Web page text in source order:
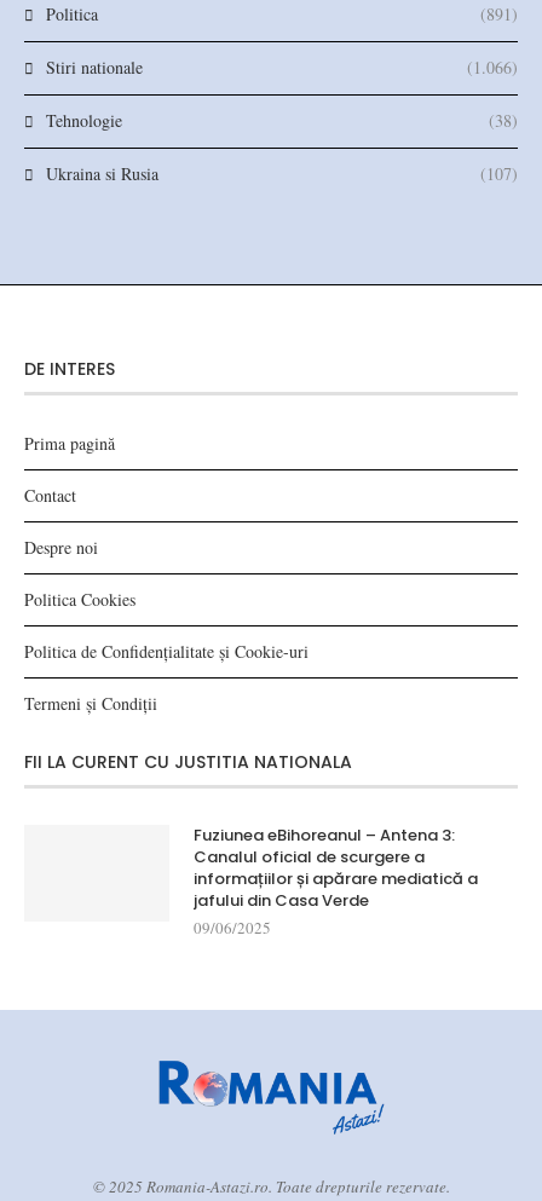
Politica (891)
Stiri nationale (1.066)
Tehnologie (38)
Ukraina si Rusia (107)
DE INTERES
Prima pagină
Contact
Despre noi
Politica Cookies
Politica de Confidențialitate și Cookie-uri
Termeni și Condiții
FII LA CURENT CU JUSTITIA NATIONALA
Fuziunea eBihoreanul – Antena 3:
Canalul oficial de scurgere a
informațiilor și apărare mediatică a
jafului din Casa Verde
09/06/2025
© 2025 Romania-Astazi.ro. Toate drepturile rezervate.